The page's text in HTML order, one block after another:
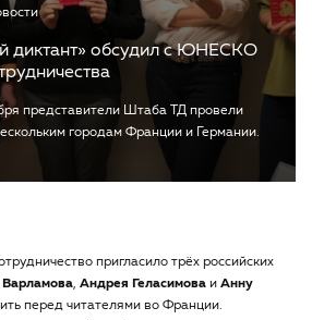
диктант» обсудил с ЮНЕСКО
представители Штаба ТД провели
городам Франции и Германии.
пригласило трёх российских
, Андрея Геласимова и Анну
перед читателями во Франции.